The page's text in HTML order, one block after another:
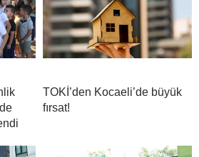
TOKİ’den Kocaeli’de büyük
fırsat!